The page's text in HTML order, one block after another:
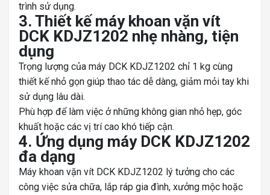
trình sử dụng.
3. Thiết kế máy khoan vặn vít
DCK KDJZ1202 nhẹ nhàng, tiện
dụng
Trọng lượng của máy DCK KDJZ1202 chỉ 1 kg cùng
thiết kế nhỏ gọn giúp thao tác dễ dàng, giảm mỏi tay khi
sử dụng lâu dài.
Phù hợp để làm việc ở những không gian nhỏ hẹp, góc
khuất hoặc các vị trí cao khó tiếp cận.
4. Ứng dụng máy DCK KDJZ1202
đa dạng
Máy khoan vặn vít DCK KDJZ1202 lý tưởng cho các
công việc sửa chữa, lắp ráp gia đình, xưởng mộc hoặc